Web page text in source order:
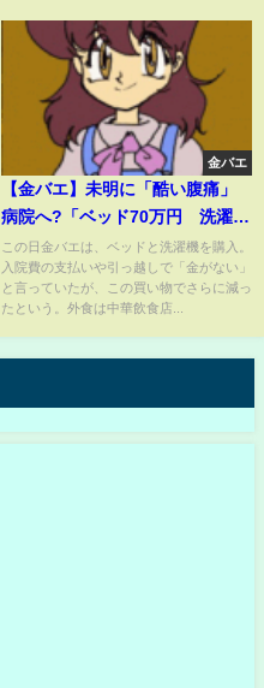
【STARDOM】
金バエ
【金バエ】未明に「酷い腹痛」
病院へ?「ベッド70万円 洗濯機
20万円」「全財産100万円くらい
になった」12月22日～23日
この日金バエは、ベッドと洗濯機を購入。
入院費の支払いや引っ越しで「金がない」
と言っていたが、この買い物でさらに減っ
たという。外食は中華飲食店...